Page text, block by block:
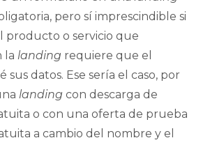
pero sí imprescindible si
producto o servicio que
la landing requiere que el
sus datos. Ese sería el caso, por
landing con descarga de
o con una oferta de prueba
a cambio del nombre y el